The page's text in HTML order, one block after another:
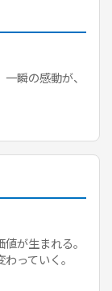
瞬の感動が、
が生まれる。
っていく。